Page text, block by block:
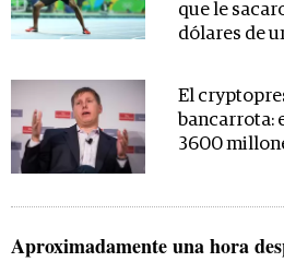
que le
dólares de
El
bancarrota:
3600
Aproximadamente una hora